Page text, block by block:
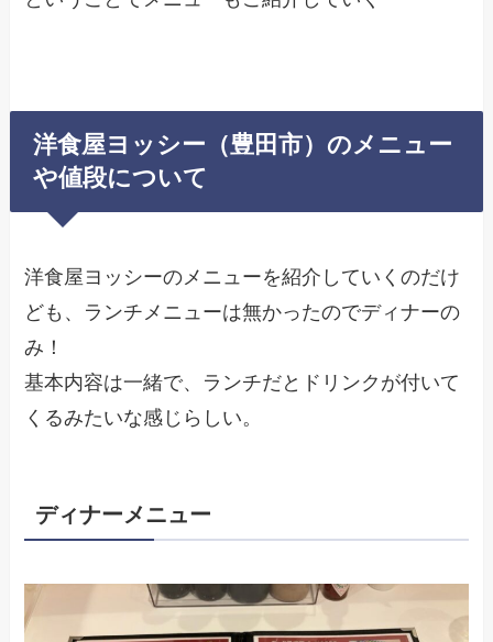
洋食屋ヨッシー（豊田市）のメニュー
や値段について
洋食屋ヨッシーのメニューを紹介していくのだけ
ども、ランチメニューは無かったのでディナーの
み！
基本内容は一緒で、ランチだとドリンクが付いて
くるみたいな感じらしい。
ディナーメニュー